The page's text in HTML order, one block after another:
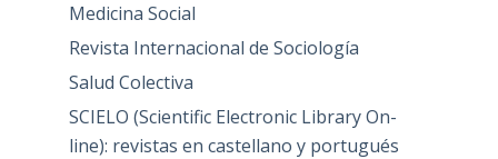
Medicina Social
Revista Internacional de Sociología
Salud Colectiva
SCIELO (Scientific Electronic Library On-
line): revistas en castellano y portugués